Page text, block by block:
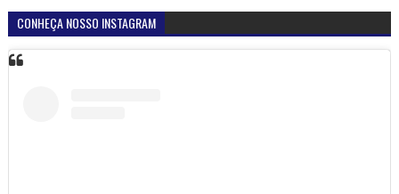
CONHEÇA NOSSO INSTAGRAM